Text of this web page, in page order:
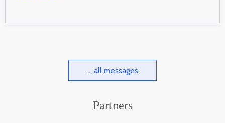
... all messages
Partners